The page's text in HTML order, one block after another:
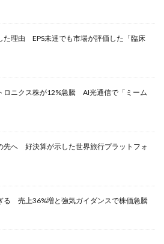
た理由 EPS未達でも市場が評価した「臨床
ロニクス株が12%急騰 AI光通信で「ミーム
先へ 好決算が示した世界旅行プラットフォ
る 売上36%増と強気ガイダンスで株価急騰